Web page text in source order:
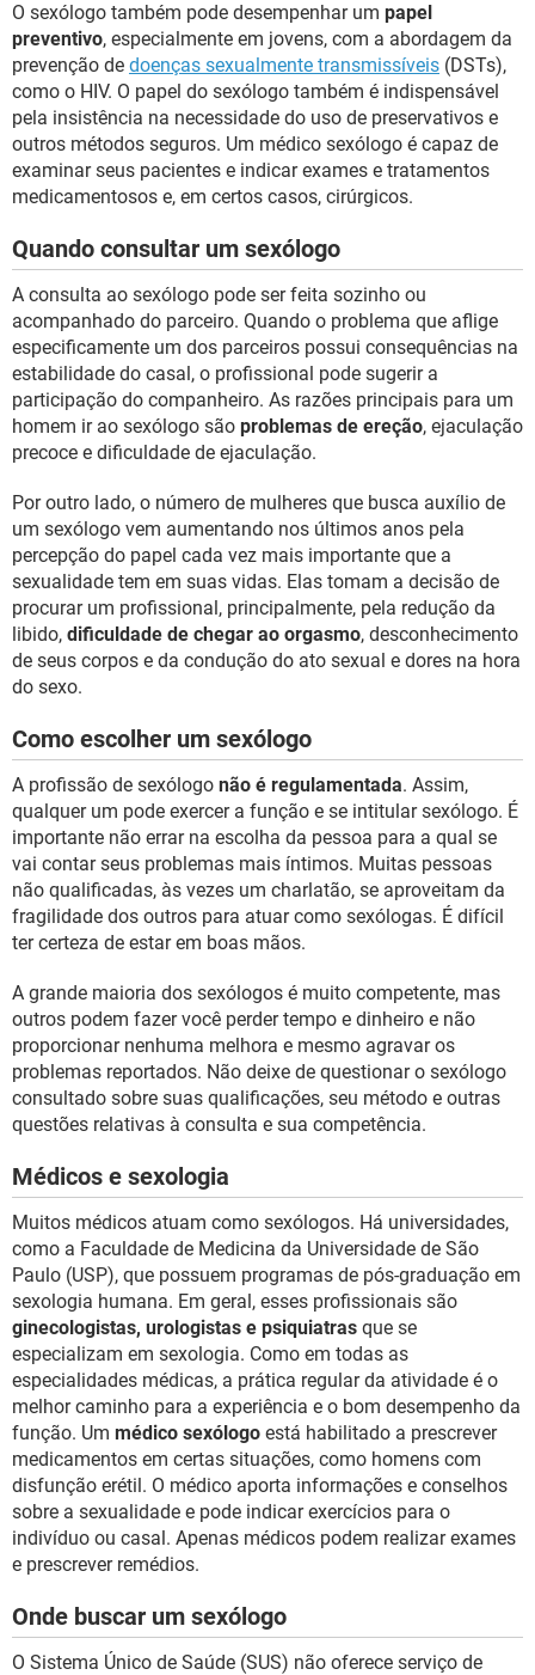
O sexólogo também pode desempenhar um papel
preventivo, especialmente em jovens, com a abordagem da
prevenção de doenças sexualmente transmissíveis (DSTs),
como o HIV. O papel do sexólogo também é indispensável
pela insistência na necessidade do uso de preservativos e
outros métodos seguros. Um médico sexólogo é capaz de
examinar seus pacientes e indicar exames e tratamentos
medicamentosos e, em certos casos, cirúrgicos.
Quando consultar um sexólogo
A consulta ao sexólogo pode ser feita sozinho ou
acompanhado do parceiro. Quando o problema que aflige
especificamente um dos parceiros possui consequências na
estabilidade do casal, o profissional pode sugerir a
participação do companheiro. As razões principais para um
homem ir ao sexólogo são problemas de ereção, ejaculação
precoce e dificuldade de ejaculação.
Por outro lado, o número de mulheres que busca auxílio de
um sexólogo vem aumentando nos últimos anos pela
percepção do papel cada vez mais importante que a
sexualidade tem em suas vidas. Elas tomam a decisão de
procurar um profissional, principalmente, pela redução da
libido, dificuldade de chegar ao orgasmo, desconhecimento
de seus corpos e da condução do ato sexual e dores na hora
do sexo.
Como escolher um sexólogo
A profissão de sexólogo não é regulamentada. Assim,
qualquer um pode exercer a função e se intitular sexólogo. É
importante não errar na escolha da pessoa para a qual se
vai contar seus problemas mais íntimos. Muitas pessoas
não qualificadas, às vezes um charlatão, se aproveitam da
fragilidade dos outros para atuar como sexólogas. É difícil
ter certeza de estar em boas mãos.
A grande maioria dos sexólogos é muito competente, mas
outros podem fazer você perder tempo e dinheiro e não
proporcionar nenhuma melhora e mesmo agravar os
problemas reportados. Não deixe de questionar o sexólogo
consultado sobre suas qualificações, seu método e outras
questões relativas à consulta e sua competência.
Médicos e sexologia
Muitos médicos atuam como sexólogos. Há universidades,
como a Faculdade de Medicina da Universidade de São
Paulo (USP), que possuem programas de pós-graduação em
sexologia humana. Em geral, esses profissionais são
ginecologistas, urologistas e psiquiatras que se
especializam em sexologia. Como em todas as
especialidades médicas, a prática regular da atividade é o
melhor caminho para a experiência e o bom desempenho da
função. Um médico sexólogo está habilitado a prescrever
medicamentos em certas situações, como homens com
disfunção erétil. O médico aporta informações e conselhos
sobre a sexualidade e pode indicar exercícios para o
indivíduo ou casal. Apenas médicos podem realizar exames
e prescrever remédios.
Onde buscar um sexólogo
O Sistema Único de Saúde (SUS) não oferece serviço de